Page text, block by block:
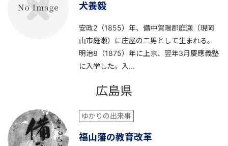
犬養毅
安政2（1855）年、備中賀陽郡庭瀬（現岡
山市庭瀬）に庄屋の二男として生まれる。
明治8（1875）年に上京、翌年3月慶應義塾
に入学した。入...
広島県
ゆかりの出来事
福山藩の教育改革